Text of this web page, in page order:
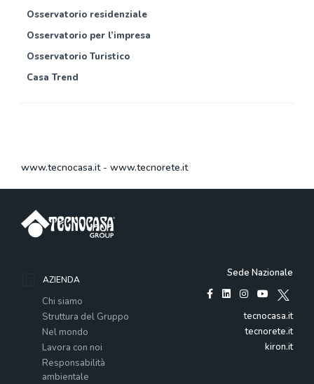
Osservatorio residenziale
Osservatorio per l’impresa
Osservatorio Turistico
Casa Trend
www.tecnocasa.it- www.tecnorete.it
AZIENDA
Chi siamo
Struttura del Gruppo
Nel mondo
Lavora con noi
Responsabilità
ambientale
Sede Nazionale
tecnocasa.it
tecnorete.it
kiron.it